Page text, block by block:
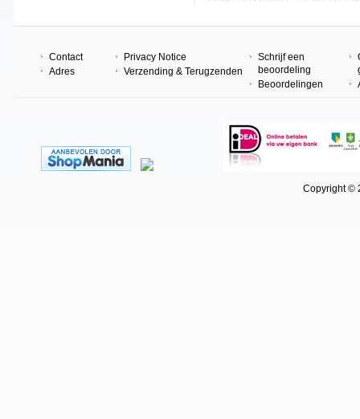
Contact
Adres
Privacy Notice
Verzending & Terugzenden
Schrijf een
beoordeling
Beoordelingen
Copyright ©